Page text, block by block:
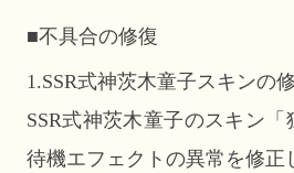
■不具合の修復
1.SSR式神茨木童子スキンの
SSR式神茨木童子のスキン
待機エフェクトの異常を修正